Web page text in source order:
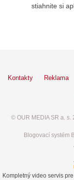
stiahnite si
Kontakty Reklama
© OUR MEDIA SR a. s.
Blogovací systém
Kompletný video servis